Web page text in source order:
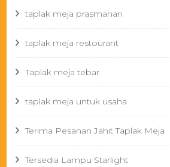
taplak meja prasmanan
taplak meja restourant
Taplak meja tebar
taplak meja untuk usaha
Terima Pesanan Jahit Taplak Meja
Tersedia Lampu Starlight